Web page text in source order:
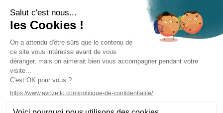
Mentions légales